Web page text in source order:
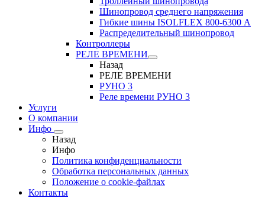
Шинопровод среднего напряжения
Гибкие шины ISOLFLEX 800-6300 А
Распределительный шинопровод
Контроллеры
РЕЛЕ ВРЕМЕНИ
Назад
РЕЛЕ ВРЕМЕНИ
РУНО 3
Реле времени РУНО 3
Услуги
О компании
Инфо
Назад
Инфо
Политика конфиденциальности
Обработка персональных данных
Положение о cookie-файлах
Контакты